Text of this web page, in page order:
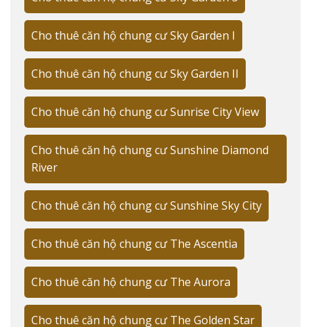
Mỹ Hưng.
Hệ thống giao thông và accessibility
Dự án tiếp giáp với nhiều tuyến đường huyết mạch:
Đường Nguyễn Lương Bằng
Đường Nguyễn Thị Thập
Tuyến Metro số 4 (dự kiến)
Các tiện ích ngoại khu trong bán kính 1km
"Là một chuyên gia bất động sản, tôi đặc biệt ấn tượng
với hệ sinh thái tiện ích xung quanh The Peak Garden" -
Trương Tài Năng nhận định. Dự án nằm trong khu vực
phát triển sầm uất với:
Cho thuê căn hộ chung cư Sky Garden I
Cho thuê căn hộ chung cư Sky Garden II
Cho thuê căn hộ chung cư Sunrise City View
Cho thuê căn hộ chung cư Sunshine Diamond
River
Cho thuê căn hộ chung cư Sunshine Sky City
Cho thuê căn hộ chung cư The Ascentia
Cho thuê căn hộ chung cư The Aurora
Cho thuê căn hộ chung cư The Golden Star